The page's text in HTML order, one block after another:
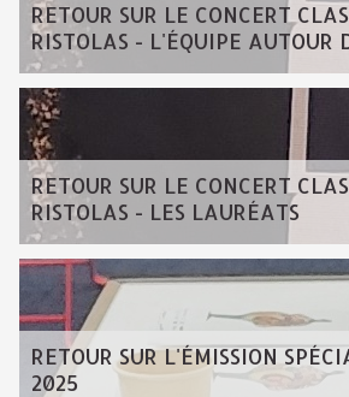
RETOUR SUR LE CONCERT
RISTOLAS - L'ÉQUIPE AUTOUR
RETOUR SUR LE CONCERT
RISTOLAS - LES LAURÉATS
RETOUR SUR L'ÉMISSION
2025